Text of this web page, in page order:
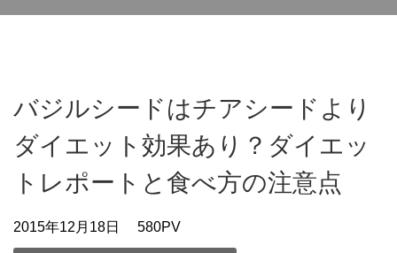
バジルシードはチアシードより
ダイエット効果あり？ダイエッ
トレポートと食べ方の注意点
2015年12月18日 580PV